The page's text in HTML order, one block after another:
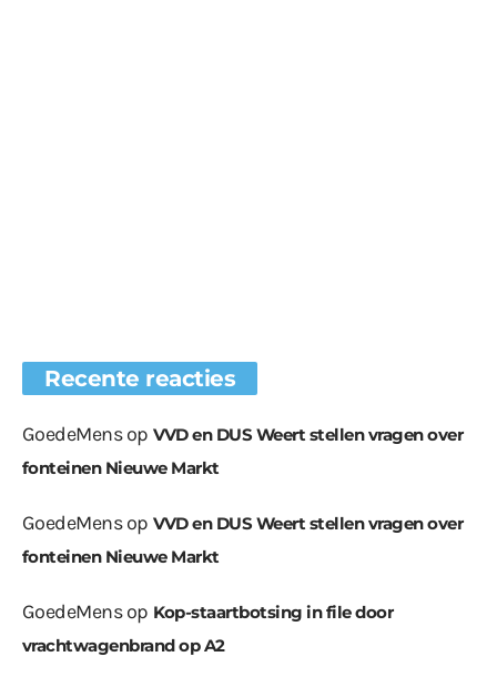
Recente reacties
GoedeMensop VVD en DUS Weert stellen vragen over
fonteinen Nieuwe Markt
GoedeMensop VVD en DUS Weert stellen vragen over
fonteinen Nieuwe Markt
GoedeMensop Kop-staartbotsing in file door
vrachtwagenbrand op A2